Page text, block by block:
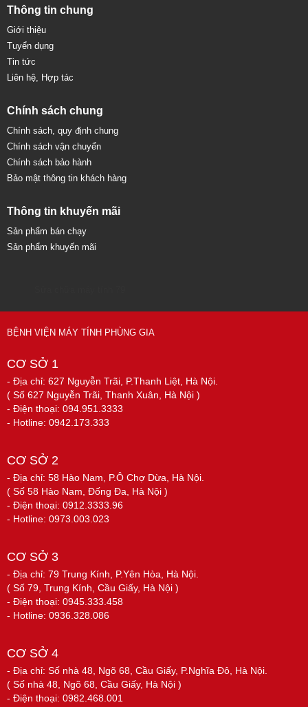
Thông tin chung
Giới thiệu
Tuyển dụng
Tin tức
Liên hệ, Hợp tác
Chính sách chung
Chính sách, quy định chung
Chính sách vận chuyển
Chính sách bảo hành
Bảo mật thông tin khách hàng
Thông tin khuyến mãi
Sản phẩm bán chạy
Sản phẩm khuyến mãi
BỆNH VIỆN MÁY TÍNH PHÙNG GIA
CƠ SỞ 1
- Địa chỉ: 627 Nguyễn Trãi, P.Thanh Liệt, Hà Nội.
( Số 627 Nguyễn Trãi, Thanh Xuân, Hà Nội )
- Điện thoại: 094.951.3333
- Hotline: 0942.173.333
CƠ SỞ 2
- Địa chỉ: 58 Hào Nam, P.Ô Chợ Dừa, Hà Nội.
( Số 58 Hào Nam, Đống Đa, Hà Nội )
- Điện thoại: 0912.3333.96
- Hotline: 0973.003.023
CƠ SỞ 3
- Địa chỉ: 79 Trung Kính, P.Yên Hòa, Hà Nội.
( Số 79, Trung Kính, Cầu Giấy, Hà Nội )
- Điện thoại: 0945.333.458
- Hotline: 0936.328.086
CƠ SỞ 4
- Địa chỉ: Số nhà 48, Ngõ 68, Cầu Giấy, P.Nghĩa Đô, Hà Nội.
( Số nhà 48, Ngõ 68, Cầu Giấy, Hà Nội )
- Điện thoại: 0982.468.001